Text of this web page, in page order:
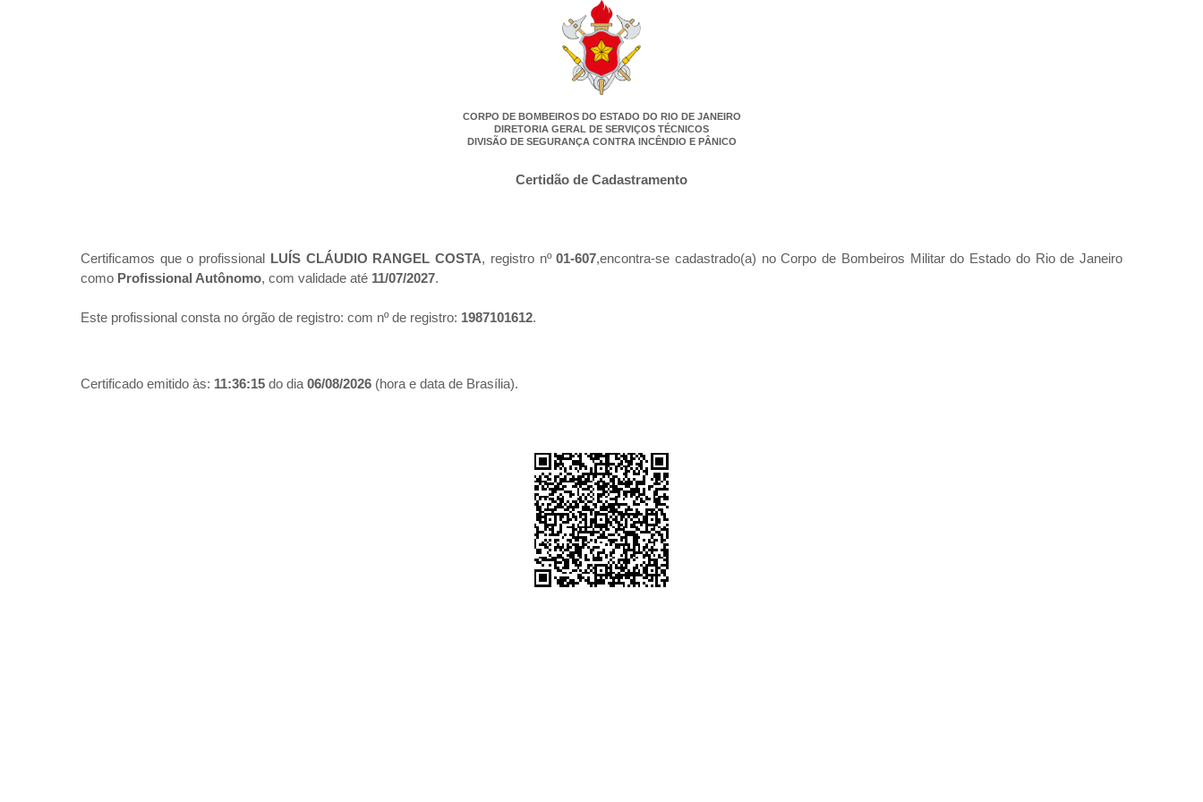
CORPO DE BOMBEIROS DO ESTADO DO RIO DE JANEIRO
DIRETORIA GERAL DE SERVIÇOS TÉCNICOS
DIVISÃO DE SEGURANÇA CONTRA INCÊNDIO E PÂNICO
Certidão de Cadastramento
Certificamos que o profissional LUÍS CLÁUDIO RANGEL COSTA, registro nº01-607,encontra-se cadastrado(a) no Corpo de Bombeiros Militar do Estado do Rio de Janeiro
como Profissional Autônomo, com validade até 11/07/2027.
Este profissional consta no órgão de registro: com nº de registro: 1987101612.
Certificado emitido às: 11:36:15 do dia 06/08/2026 (hora e data de Brasília).